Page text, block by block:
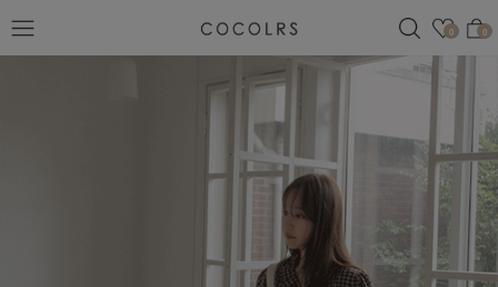
관심
0 0
검색